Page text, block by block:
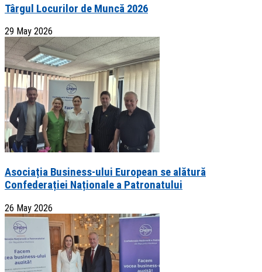
Târgul Locurilor de Muncă 2026
29 May 2026
Asociația Business-ului European se alătură
Confederației Naționale a Patronatului
26 May 2026